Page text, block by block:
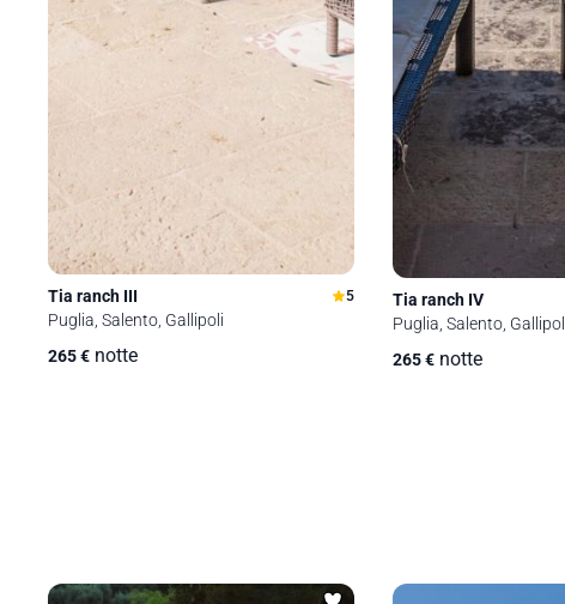
Tia ranch III 5
Puglia, Salento, Gallipoli
265€ notte
Tia ranch IV
Puglia, Salento,
265€ notte